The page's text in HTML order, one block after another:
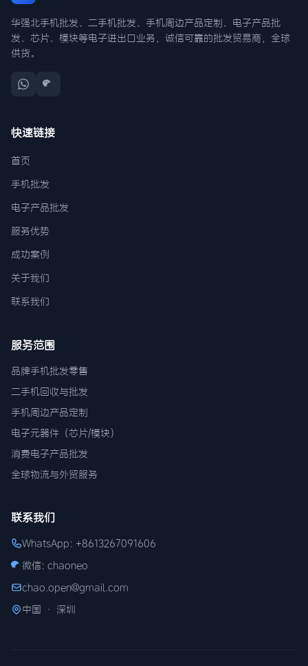
华强北手机批发、二手机批发、手机周边产品定制、电子产品批
发、芯片、模块等电子进出口业务，诚信可靠的批发贸易商，全球
供货。
快速链接
首页
手机批发
电子产品批发
服务优势
成功案例
关于我们
联系我们
服务范围
品牌手机批发零售
二手机回收与批发
手机周边产品定制
电子元器件（芯片/模块）
消费电子产品批发
全球物流与外贸服务
联系我们
WhatsApp: +8613267091606
微信: chaoneo
chao.open@gmail.com
中国 · 深圳